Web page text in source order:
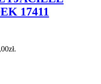
17411
zł.